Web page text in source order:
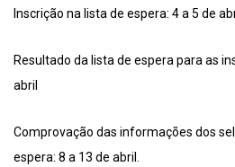
Inscrição na lista de espera: 4 a 5 de
Resultado da lista de espera para as
abril
Comprovação das informações dos
espera: 8 a 13 de abril.